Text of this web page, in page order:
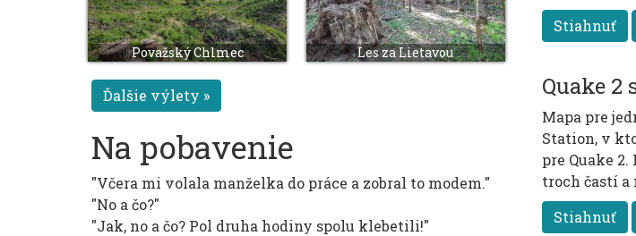
Považský Chlmec Les za Lietavou
Ďalšie výlety »
Na pobavenie
"Včera mi volala manželka do práce a zobral to modem."
"No a čo?"
"Jak, no a čo? Pol druha hodiny spolu klebetili!"
Stiahnuť
Quake 2
Mapa pre
Station, v
pre Quake
troch častí a
Stiahnuť